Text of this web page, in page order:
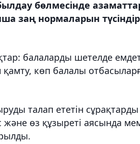
бөлмесінде
заң нормаларын
балаларды шетелде
көп балалы
талап ететін
өз құзыреті аясында